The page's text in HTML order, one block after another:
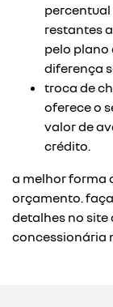
restantes
pelo plano
diferença
troca de
oferece o
valor de
crédito.
a melhor forma
orçamento.
detalhes no site
concessionária